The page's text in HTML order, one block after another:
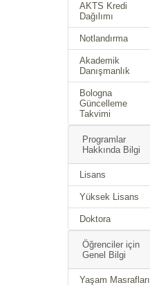
AKTS Kredi
Dağılımı
Notlandırma
Akademik
Danışmanlık
Bologna
Güncelleme
Takvimi
Programlar
Hakkında Bilgi
Lisans
Yüksek Lisans
Doktora
Öğrenciler için
Genel Bilgi
Yaşam Masrafları